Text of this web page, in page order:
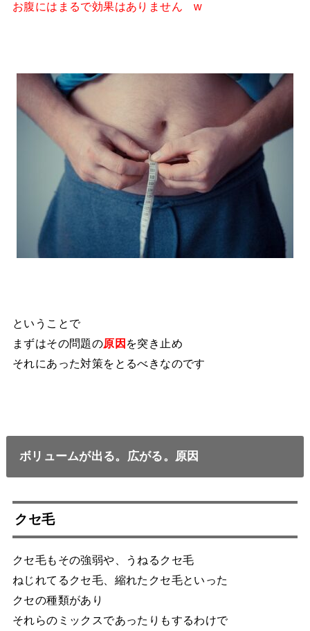
お腹にはまるで効果はありません w
ということで
まずはその問題の原因 を突き止め
それにあった対策をとるべきなのです
ボリュームが出る。広がる。原因
クセ毛
クセ毛もその強弱や、うねるクセ毛
ねじれてるクセ毛、縮れたクセ毛といった
クセの種類があり
それらのミックスであったりもするわけで